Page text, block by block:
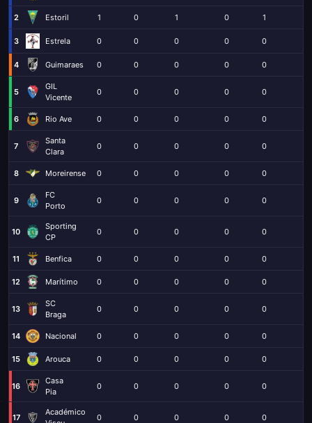
2 Estoril 1 0 1 0 1
3 Estrela 0 0 0 0 0
4 Guimaraes 0 0 0 0 0
5
GIL
Vicente
0 0 0 0 0
6 Rio Ave 0 0 0 0 0
7
Santa
Clara
0 0 0 0 0
8 Moreirense 0 0 0 0 0
9
FC
Porto
0 0 0 0 0
10
Sporting
CP
0 0 0 0 0
11 Benfica 0 0 0 0 0
12 Marítimo 0 0 0 0 0
13
SC
Braga
0 0 0 0 0
14 Nacional 0 0 0 0 0
15 Arouca 0 0 0 0 0
16
Casa
Pia
0 0 0 0 0
17
Académico
0 0 0 0 0